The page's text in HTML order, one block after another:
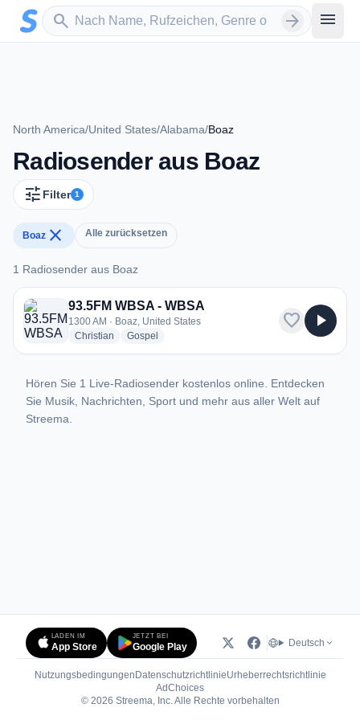
Zum Hauptinhalt springen
search
Sender suchen arrow_forward menu
North America/United States/Alabama/Boaz
Radiosender aus Boaz
tune Filter 1
Boaz close Alle zurücksetzen
1 Radiosender aus Boaz
1 Radiosender aus Boaz
93.5FM WBSA - WBSA
1300 AM · Boaz, United States
Christian radio stations
Gospel
favorite play_arrow
Hören Sie 1 Live-Radiosender kostenlos online. Entdecken
Sie Musik, Nachrichten, Sport und mehr aus aller Welt auf
Streema.
LADEN IM
App Store
JETZT BEI
Google Play Deutsch
Nutzungsbedingungen DatenschutzrichtlinieUrheberrechtsrichtlinie
AdChoices(öffnet in neuem Tab)
© 2026 Streema, Inc. Alle Rechte vorbehalten